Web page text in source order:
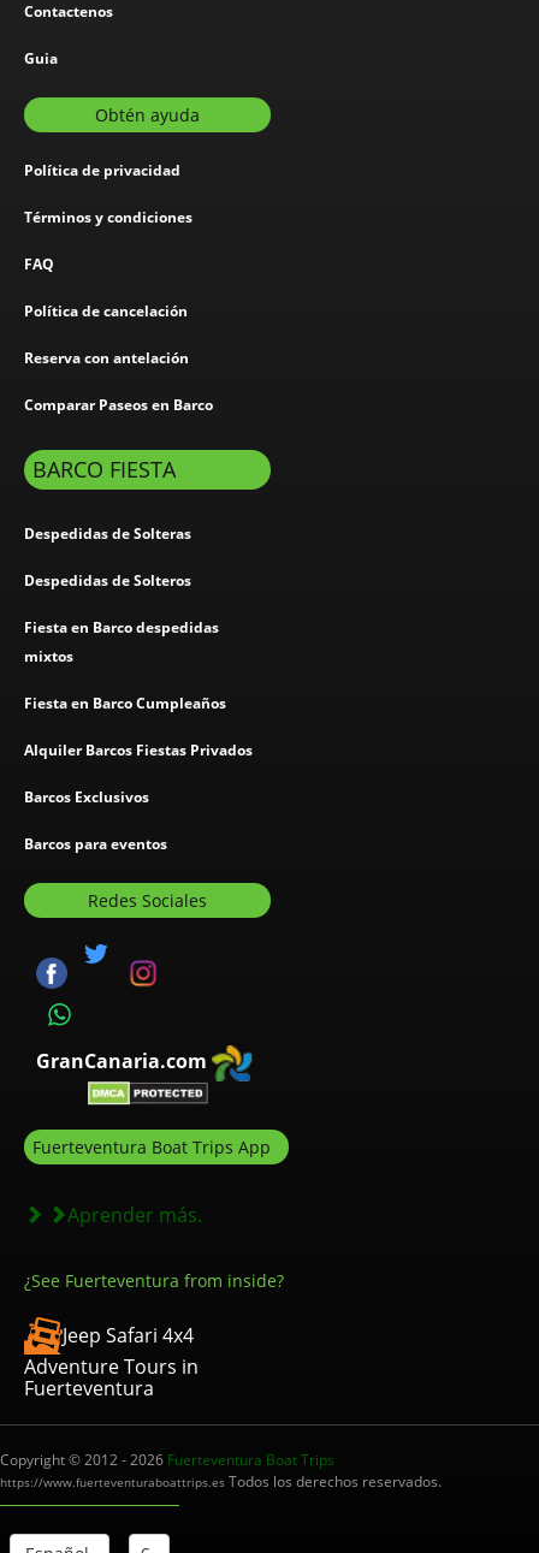
Contactenos
Guia
Obtén ayuda
Política de privacidad
Términos y condiciones
FAQ
Política de cancelación
Reserva con antelación
Comparar Paseos en Barco
BARCO FIESTA
Despedidas de Solteras
Despedidas de Solteros
Fiesta en Barco despedidas
mixtos
Fiesta en Barco Cumpleaños
Alquiler Barcos Fiestas Privados
Barcos Exclusivos
Barcos para eventos
Redes Sociales
GranCanaria.com
Fuerteventura Boat Trips App
Aprender más.
¿See Fuerteventura from inside?
Jeep Safari 4x4
Adventure Tours in
Fuerteventura
Copyright © 2012 - 2026 Fuerteventura Boat Trips
https://www.fuerteventuraboattrips.es Todos los derechos reservados.